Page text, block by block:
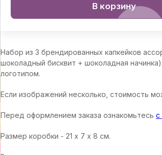
В корзину
Набор из 3 брендированных капкейков
шоколадный бисквит + шоколадная
логотипом.
Если изображений несколько, стоимость
Перед оформлением заказа ознакомьтесь с
Размер коробки - 21 х 7 х 8 см.